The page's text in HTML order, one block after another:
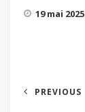
19 mai 2025
PREVIOUS